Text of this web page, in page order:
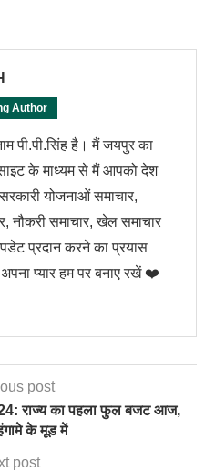
Author
पी.पी.सिंह है। मैं जयपुर का
के माध्यम से मैं आपको देश
योजनाओं समाचार,
नौकरी समाचार, खेल समाचार
प्रदान करने का प्रयास
प्यार हम पर बनाए रखें ❤️
post
राज्य का पहला फुल बजट आज,
के मूड में
post